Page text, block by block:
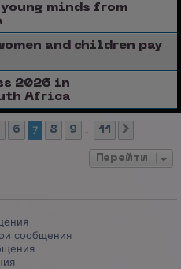
minds from
and children pay
2026 in
Africa
из 11
6 7 8 9 … 11
Перейти
сообщения